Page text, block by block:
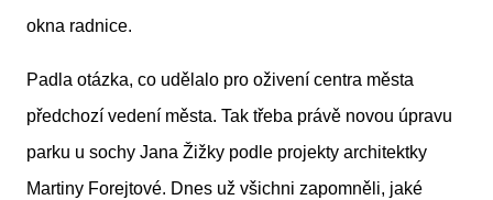
okna radnice.
Padla otázka, co udělalo pro oživení centra města
předchozí vedení města. Tak třeba právě novou úpravu
parku u sochy Jana Žižky podle projekty architektky
Martiny Forejtové. Dnes už všichni zapomněli, jaké